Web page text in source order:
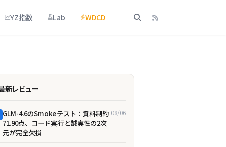
YZ指数 Lab WDCD
新レビュー
GLM-4.6のSmokeテスト：資料制約
71.90点、コード実行と誠実性の2次
元が完全欠損
08/06